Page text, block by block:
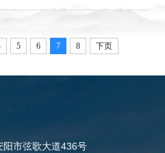
5 6 7 8 下页
阳市弦歌大道436号